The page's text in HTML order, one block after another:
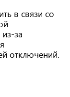
в связи со
за
отключений.